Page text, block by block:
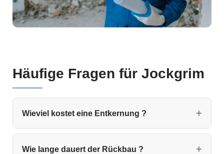
Häufige Fragen für Jockgrim
Wieviel kostet eine Entkernung ?
Wie lange dauert der Rückbau ?